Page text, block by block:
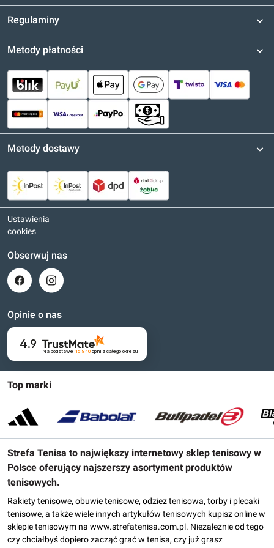
Regulaminy
Top marki
Strefa Tenisa to największy internetowy sklep tenisowy w
Polsce oferujący najszerszy asortyment produktów
tenisowych.
Rakiety tenisowe, obuwie tenisowe, odzież tenisowa, torby i plecaki
tenisowe, a także wiele innych artykułów tenisowych kupisz online w
sklepie tenisowym na www.strefatenisa.com.pl. Niezależnie od tego
czy chciałbyś dopiero zacząć grać w tenisa, czy już grasz
Metody płatności
Metody dostawy
Ustawienia
cookies
Obserwuj nas
Opinie o nas
4.9
Na podstawie 16 840opinii z całego okresu